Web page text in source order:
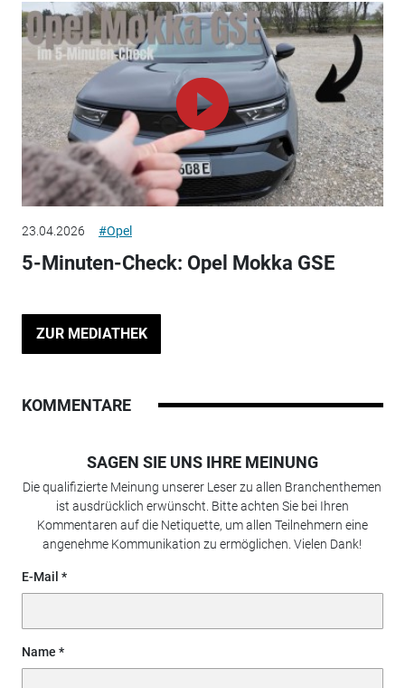
23.04.2026 #Opel
5-Minuten-Check: Opel Mokka GSE
ZUR MEDIATHEK
KOMMENTARE
SAGEN SIE UNS IHRE MEINUNG
Die qualifizierte Meinung unserer Leser zu allen Branchenthemen
ist ausdrücklich erwünscht. Bitte achten Sie bei Ihren
Kommentaren auf die Netiquette, um allen Teilnehmern eine
angenehme Kommunikation zu ermöglichen. Vielen Dank!
E-Mail
Name